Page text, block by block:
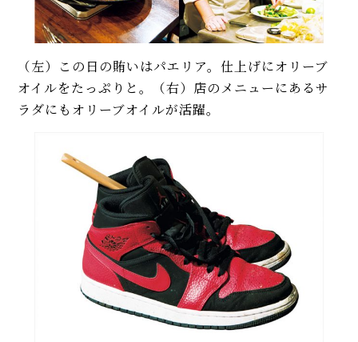
（左）この日の賄いはパエリア。仕上げにオリーブ
オイルをたっぷりと。（右）店のメニューにあるサ
ラダにもオリーブオイルが活躍。